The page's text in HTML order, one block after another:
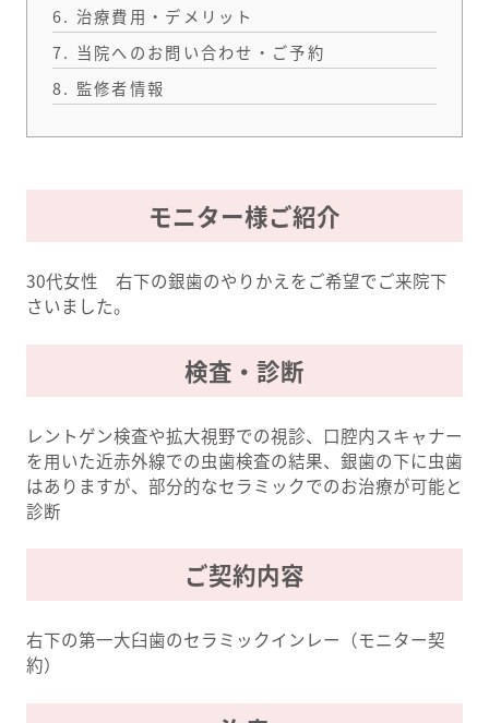
6. 治療費用・デメリット
7. 当院へのお問い合わせ・ご予約
8. 監修者情報
モニター様ご紹介
30代女性 右下の銀歯のやりかえをご希望でご来院下
さいました。
検査・診断
レントゲン検査や拡大視野での視診、口腔内スキャナー
を用いた近赤外線での虫歯検査の結果、銀歯の下に虫歯
はありますが、部分的なセラミックでのお治療が可能と
診断
ご契約内容
右下の第一大臼歯のセラミックインレー（モニター契
約）